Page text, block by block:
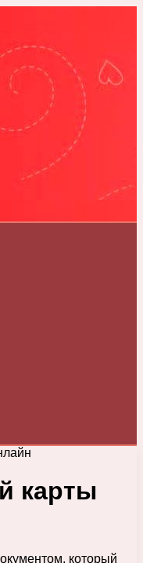
карты
который